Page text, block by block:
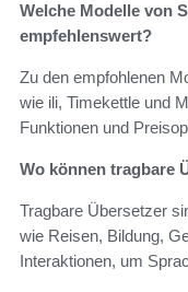
Welche Modelle von
empfehlenswert?
Zu den empfohlenen
wie ili, Timekettle und
Funktionen und
Wo können tragbare
Tragbare Übersetzer
wie Reisen, Bildung,
Interaktionen, um